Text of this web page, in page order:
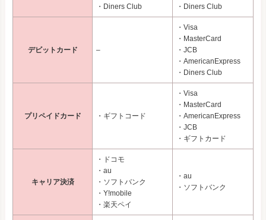
・Diners Club
・Diners Club
デビットカード –
・Visa
・MasterCard
・JCB
・AmericanExpress
・Diners Club
プリペイドカード ・ギフトコード
・Visa
・MasterCard
・AmericanExpress
・JCB
・ギフトカード
キャリア決済
・ドコモ
・au
・ソフトバンク
・Y!mobile
・楽天ペイ
・au
・ソフトバンク